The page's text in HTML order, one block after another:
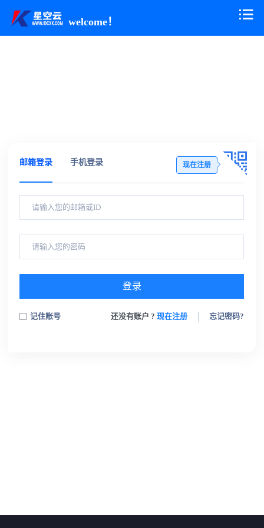
welcome！
邮箱登录 手机登录 现在注册
登录
记住账号 还没有账户 ?现在注册 忘记密码?